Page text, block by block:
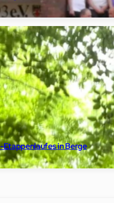
Etappenlaufes in Berge